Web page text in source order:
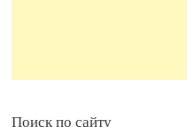
Поиск по сайту